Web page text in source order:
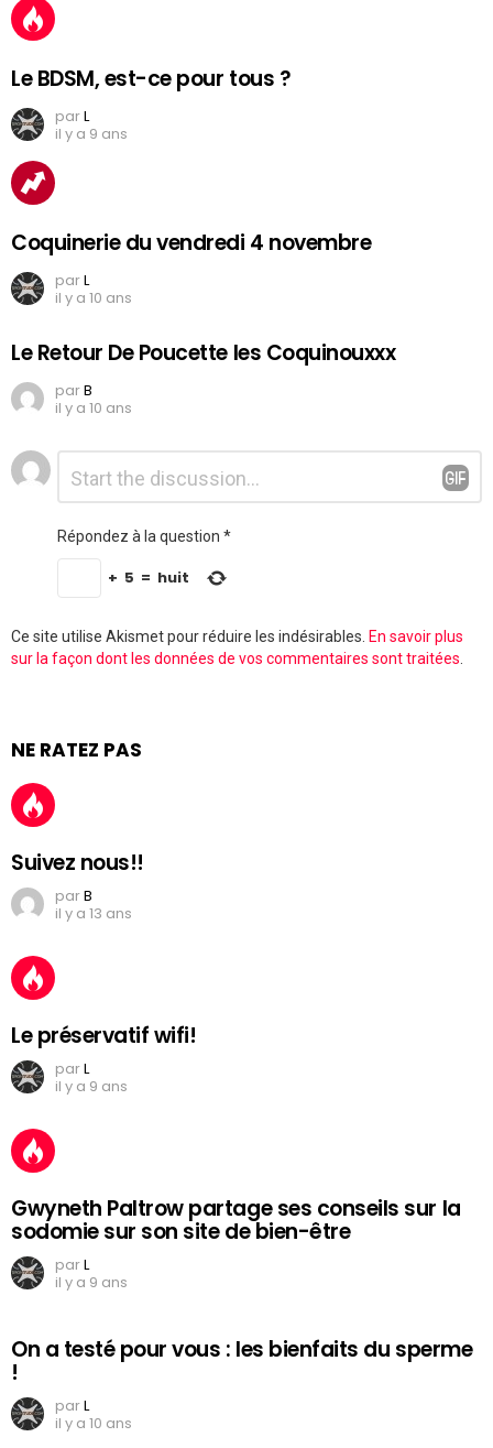
Le BDSM, est-ce pour tous ?
parL
il y a 9 ans
Coquinerie du vendredi 4 novembre
parL
il y a 10 ans
Le Retour De Poucette les Coquinouxxx
parB
il y a 10 ans
Laisser
un
commentaire
Commentaire
Répondez à la question *
+ 5 = huit
Ce site utilise Akismet pour réduire les indésirables. En savoir plus
sur la façon dont les données de vos commentaires sont traitées
NE RATEZ PAS
Suivez nous!!
parB
il y a 13 ans
Le préservatif wifi!
parL
il y a 9 ans
Gwyneth Paltrow partage ses conseils sur la
sodomie sur son site de bien-être
parL
il y a 9 ans
On a testé pour vous : les bienfaits du sperme
!
parL
il y a 10 ans